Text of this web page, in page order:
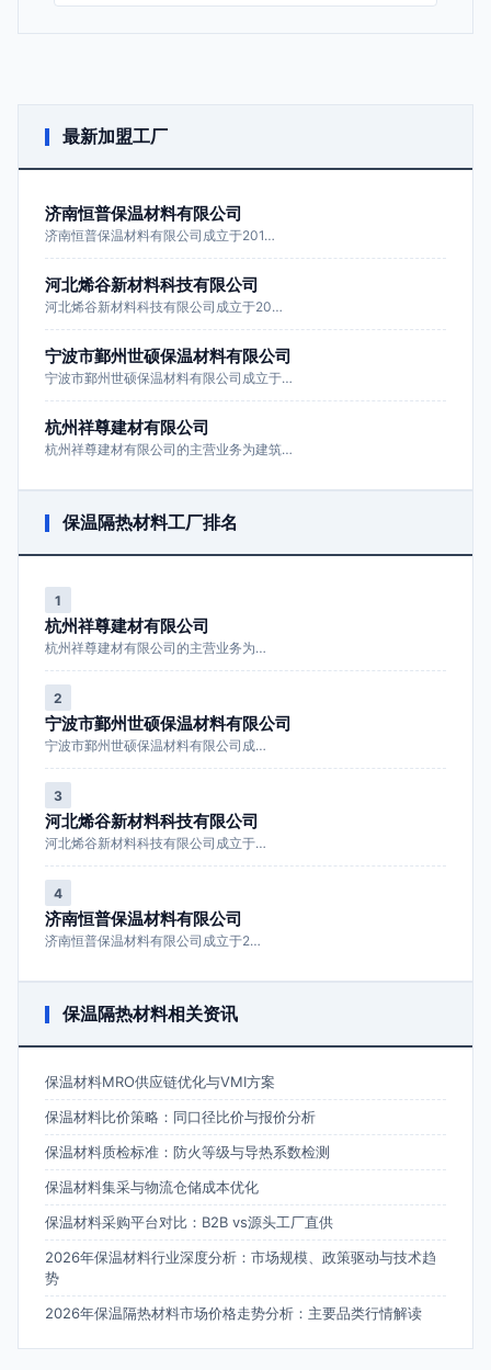
最新加盟工厂
济南恒普保温材料有限公司
济南恒普保温材料有限公司成立于201…
河北烯谷新材料科技有限公司
河北烯谷新材料科技有限公司成立于20…
宁波市鄞州世硕保温材料有限公司
宁波市鄞州世硕保温材料有限公司成立于…
杭州祥尊建材有限公司
杭州祥尊建材有限公司的主营业务为建筑…
保温隔热材料工厂排名
1
杭州祥尊建材有限公司
杭州祥尊建材有限公司的主营业务为…
2
宁波市鄞州世硕保温材料有限公司
宁波市鄞州世硕保温材料有限公司成…
3
河北烯谷新材料科技有限公司
河北烯谷新材料科技有限公司成立于…
4
济南恒普保温材料有限公司
济南恒普保温材料有限公司成立于2…
保温隔热材料相关资讯
保温材料MRO供应链优化与VMI方案
保温材料比价策略：同口径比价与报价分析
保温材料质检标准：防火等级与导热系数检测
保温材料集采与物流仓储成本优化
保温材料采购平台对比：B2B vs源头工厂直供
2026年保温材料行业深度分析：市场规模、政策驱动与技术趋
势
2026年保温隔热材料市场价格走势分析：主要品类行情解读